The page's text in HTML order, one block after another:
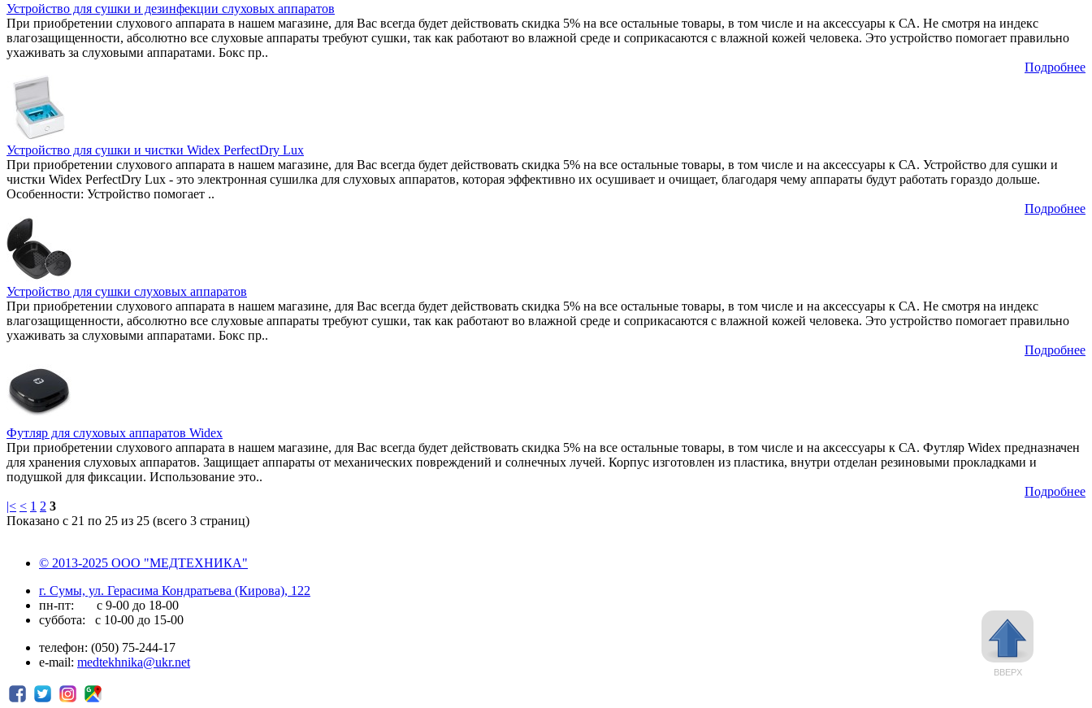
Устройство для сушки и дезинфекции слуховых аппаратов
При приобретении слухового аппарата в нашем магазине, для Вас всегда будет действовать скидка 5% на все остальные товары, в том числе и на аксессуары к СА. Не смотря на индекс
влагозащищенности, абсолютно все слуховые аппараты требуют сушки, так как работают во влажной среде и соприкасаются с влажной кожей человека. Это устройство помогает правильно
ухаживать за слуховыми аппаратами. Бокс пр..
Подробнее
Устройство для сушки и чистки Widex PerfectDry Lux
При приобретении слухового аппарата в нашем магазине, для Вас всегда будет действовать скидка 5% на все остальные товары, в том числе и на аксессуары к СА. Устройство для сушки и
чистки Widex PerfectDry Lux - это электронная сушилка для слуховых аппаратов, которая эффективно их осушивает и очищает, благодаря чему аппараты будут работать гораздо дольше.
Особенности: Устройство помогает ..
Подробнее
Устройство для сушки слуховых аппаратов
При приобретении слухового аппарата в нашем магазине, для Вас всегда будет действовать скидка 5% на все остальные товары, в том числе и на аксессуары к СА. Не смотря на индекс
влагозащищенности, абсолютно все слуховые аппараты требуют сушки, так как работают во влажной среде и соприкасаются с влажной кожей человека. Это устройство помогает правильно
ухаживать за слуховыми аппаратами. Бокс пр..
Подробнее
Футляр для слуховых аппаратов Widex
При приобретении слухового аппарата в нашем магазине, для Вас всегда будет действовать скидка 5% на все остальные товары, в том числе и на аксессуары к СА. Футляр Widex предназначен
для хранения слуховых аппаратов. Защищает аппараты от механических повреждений и солнечных лучей. Корпус изготовлен из пластика, внутри отделан резиновыми прокладками и
подушкой для фиксации. Использование это..
Подробнее
|< < 1 2 3
Показано с 21 по 25 из 25 (всего 3 страниц)
ВВЕРХ
© 2013-2025 ООО "МЕДТЕХНИКА"
г. Сумы, ул. Герасима Кондратьева (Кирова), 122
пн-пт: с 9-00 до 18-00
суббота: с 10-00 до 15-00
телефон: (050) 75-244-17
e-mail: medtekhnika@ukr.net